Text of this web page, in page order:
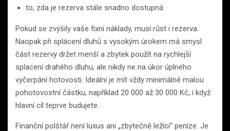
to, zda je rezerva stále snadno dostupná.
Pokud se zvýšily vaše fixní náklady, musí růst i rezerva.
Naopak při splácení dluhů s vysokým úrokem má smysl
část rezervy držet menší a zbytek použít na rychlejší
splacení drahého dluhu, ale nikdy ne na úkor úplného
vyčerpání hotovosti. Ideální je mít vždy minimálně malou
pohotovostní částku, například 20 000 až 30 000 Kč, i když
hlavní cíl teprve budujete.
Finanční polštář není luxus ani „zbytečně ležící“ peníze. Je